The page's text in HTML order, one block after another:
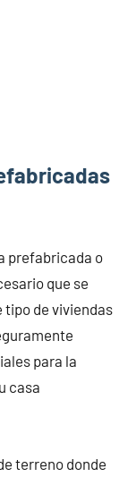
prefabricada o
que se
tipo de viviendas
para la
casa
terreno donde